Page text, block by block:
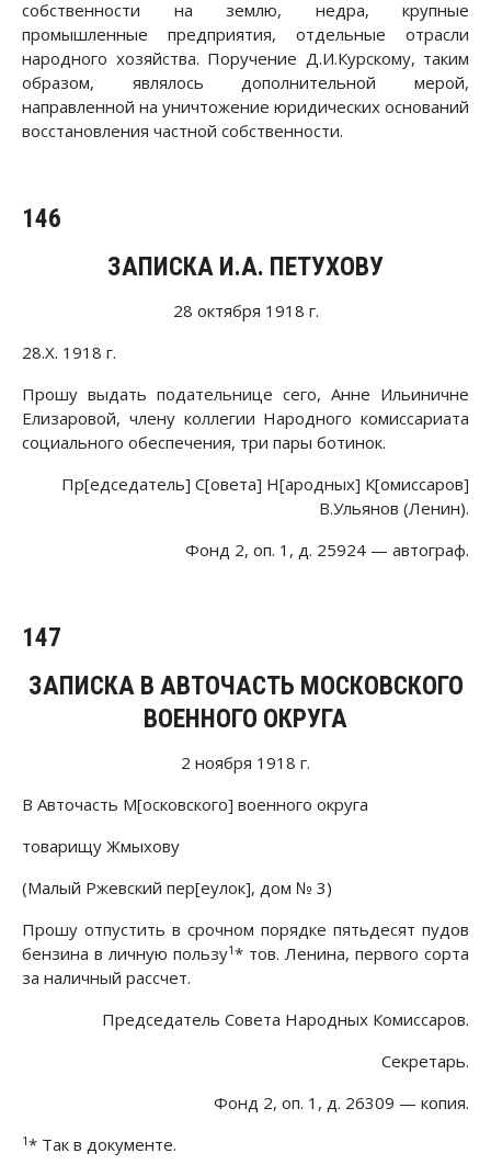
собственности на землю, недра, крупные
промышленные предприятия, отдельные отрасли
народного хозяйства. Поручение Д.И.Курскому, таким
образом, являлось дополнительной мерой,
направленной на уничтожение юридических оснований
восстановления частной собственности.
146
ЗАПИСКА И.А. ПЕТУХОВУ
28 октября 1918 г.
28.Х. 1918 г.
Прошу выдать подательнице сего, Анне Ильиничне
Елизаровой, члену коллегии Народного комиссариата
социального обеспечения, три пары ботинок.
Пр[едседатель] С[овета] Н[ародных] К[омиссаров]
В.Ульянов (Ленин).
Фонд 2, оп. 1, д. 25924 — автограф.
147
ЗАПИСКА В АВТОЧАСТЬ МОСКОВСКОГО
ВОЕННОГО ОКРУГА
2 ноября 1918 г.
В Авточасть М[осковского] военного округа
товарищу Жмыхову
(Малый Ржевский пер[еулок], дом № 3)
Прошу отпустить в срочном порядке пятьдесят пудов
бензина в личную пользу1* тов. Ленина, первого сорта
за наличный рассчет.
Председатель Совета Народных Комиссаров.
Секретарь.
Фонд 2, оп. 1, д. 26309 — копия.
1* Так в документе.